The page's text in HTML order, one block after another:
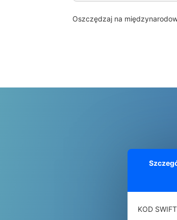
Oszczędzaj na
KOD SWIFT